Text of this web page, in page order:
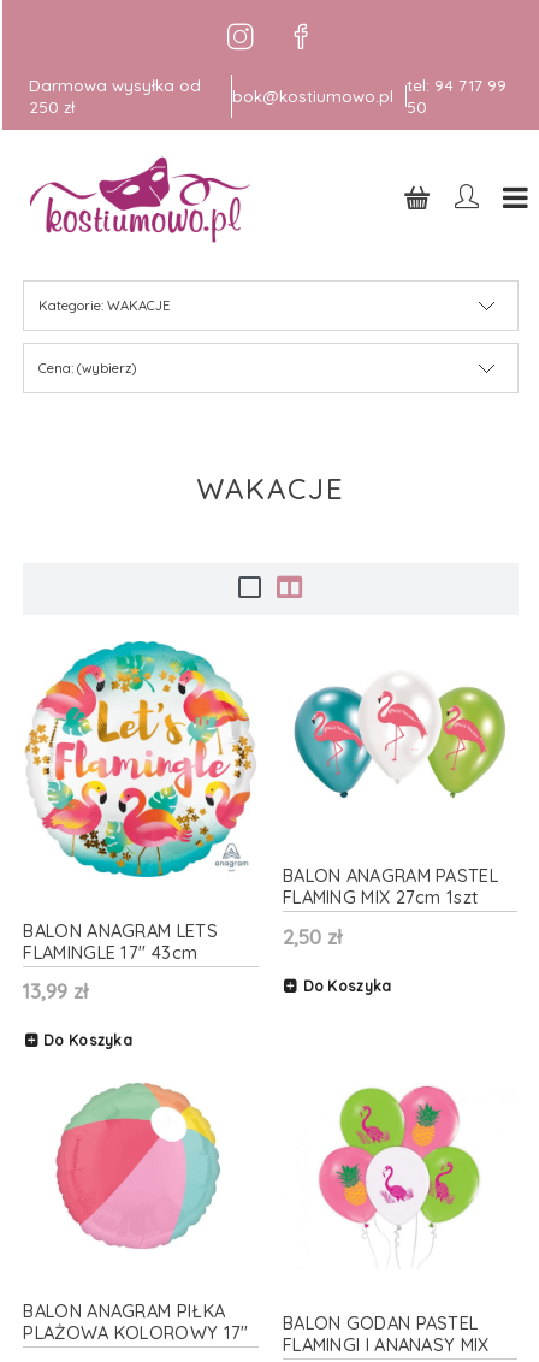
Darmowa wysyłka od
250 zł
bok@kostiumowo.pl
tel: 94 717 99
50
Kategorie: WAKACJE
Cena: (wybierz)
WAKACJE
BALON ANAGRAM LETS
FLAMINGLE 17'' 43cm
13,99 zł
Do Koszyka
BALON ANAGRAM PASTEL
FLAMING MIX 27cm 1szt
2,50 zł
Do Koszyka
BALON ANAGRAM PIŁKA
PLAŻOWA KOLOROWY 17''
43cm
BALON GODAN PASTEL
FLAMINGI I ANANASY MIX